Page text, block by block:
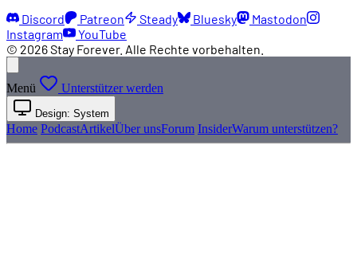
Discord Patreon Steady Bluesky
Mastodon
Instagram
YouTube
© 2026 Stay Forever. Alle Rechte vorbehalten.
Menü Unterstützer werden
Design: System
Home PodcastArtikelÜber unsForum InsiderWarum unterstützen?